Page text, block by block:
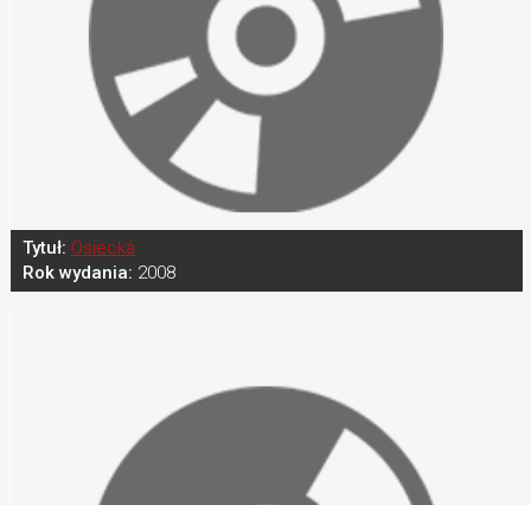
Tytuł: Osiecka
Rok wydania: 2008